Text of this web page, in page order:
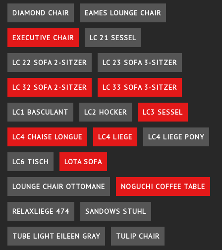
DIAMOND CHAIR EAMES LOUNGE CHAIR
EXECUTIVE CHAIR LC 21 SESSEL
LC 22 SOFA 2-SITZER LC 23 SOFA 3-SITZER
LC 32 SOFA 2-SITZER LC 33 SOFA 3-SITZER
LC1 BASCULANT LC2 HOCKER LC3 SESSEL
LC4 CHAISE LONGUE LC4 LIEGE LC4 LIEGE PONY
LC6 TISCH LOTA SOFA
LOUNGE CHAIR OTTOMANE NOGUCHI COFFEE TABLE
RELAXLIEGE 474 SANDOWS STUHL
TUBE LIGHT EILEEN GRAY TULIP CHAIR